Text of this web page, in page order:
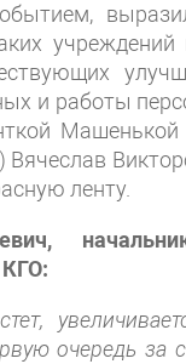
учреждений
и работы
ленту.
очередь за